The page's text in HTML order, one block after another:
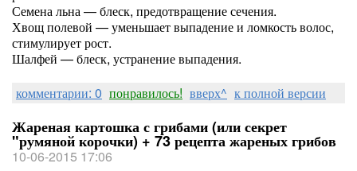
Семена льна — блеск, предотвращение сечения.
Хвощ полевой — уменьшает выпадение и ломкость волос,
стимулирует рост.
Шалфей — блеск, устранение выпадения.
комментарии: 0 понравилось! вверх^ к полной версии
Жареная картошка с грибами (или секрет
"румяной корочки) + 73 рецепта жареных грибов
10-06-2015 17:06